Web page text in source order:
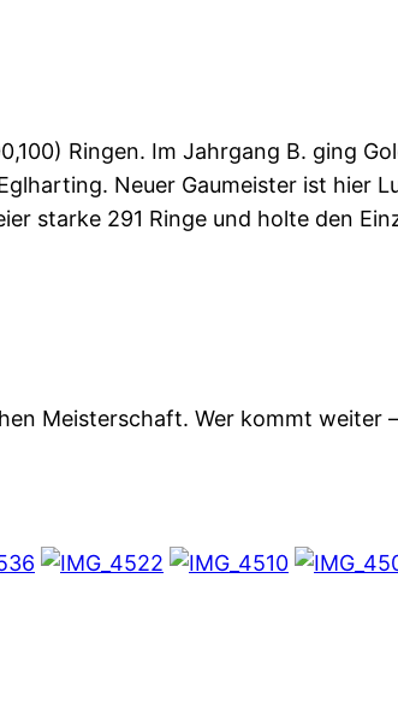
Ringen. Im Jahrgang B. ging
Neuer Gaumeister ist hier
starke 291 Ringe und holte den
Meisterschaft. Wer kommt weiter